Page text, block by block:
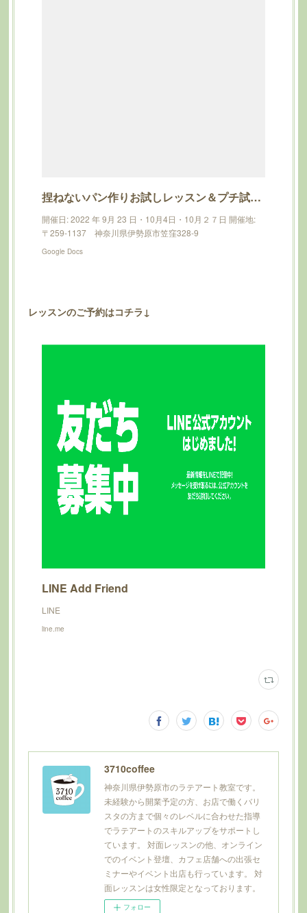
捏ねないパン作りお試しレッスン＆プチ試食会
開催日: 2022 年 9月 23 日・10月4日・10月２７日 開催地:
〒259-1137 神奈川県伊勢原市笠窪328-9
Google Docs
レッスンのご予約はコチラ↓
LINE Add Friend
LINE
line.me
3710coffee
神奈川県伊勢原市のラテアート教室です。
未経験から開業予定の方、お店で働くバリ
スタの方まで個々のレベルに合わせた指導
でラテアートのスキルアップをサポートし
ています。 対面レッスンの他、オンライン
でのイベント登壇、カフェ店舗への出張セ
ミナーやイベント出店も行っています。 対
面レッスンは女性限定となっております。
フォロー